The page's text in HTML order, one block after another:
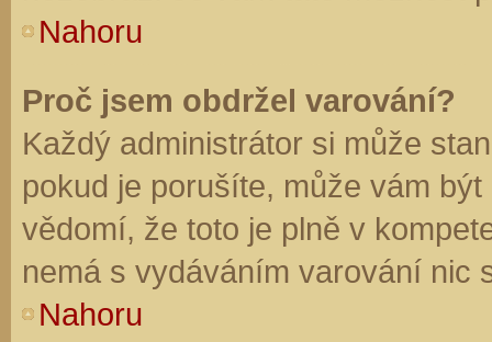
Nahoru
Proč jsem obdržel varování?
Každý administrátor si může
pokud je porušíte, může vám
vědomí, že toto je plně v
nemá s vydáváním varování nic
Nahoru